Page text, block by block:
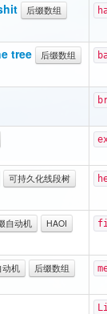
后缀数组
tree
后缀数组
可持久化线段树
自动机
HAOI
动机 后缀数组